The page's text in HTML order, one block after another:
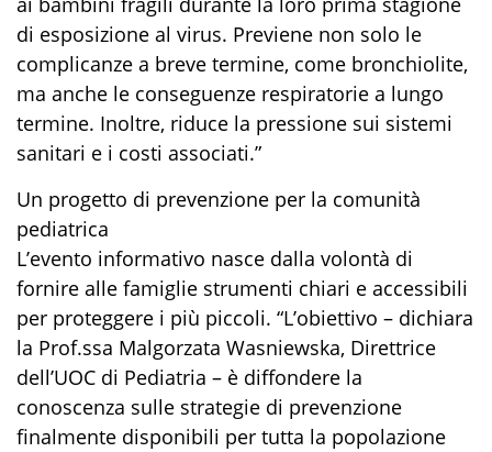
di esposizione al virus. Previene non solo le
complicanze a breve termine, come bronchiolite,
ma anche le conseguenze respiratorie a lungo
termine. Inoltre, riduce la pressione sui sistemi
sanitari e i costi associati.”
Un progetto di prevenzione per la comunità
pediatrica
L’evento informativo nasce dalla volontà di
fornire alle famiglie strumenti chiari e accessibili
per proteggere i più piccoli. “L’obiettivo – dichiara
la Prof.ssa Malgorzata Wasniewska, Direttrice
dell’UOC di Pediatria – è diffondere la
conoscenza sulle strategie di prevenzione
finalmente disponibili per tutta la popolazione